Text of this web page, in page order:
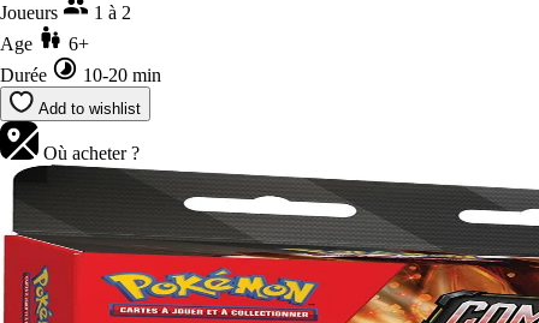
Joueurs
1 à 2
Age
6+
Durée
10-20 min
Add to wishlist
Où acheter ?